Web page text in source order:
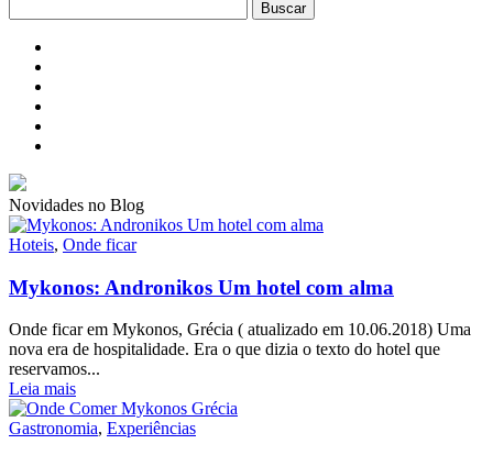
Novidades no Blog
Hoteis, Onde ficar
Mykonos: Andronikos Um hotel com alma
Onde ficar em Mykonos, Grécia ( atualizado em 10.06.2018) Uma
nova era de hospitalidade. Era o que dizia o texto do hotel que
reservamos...
Leia mais
Gastronomia, Experiências